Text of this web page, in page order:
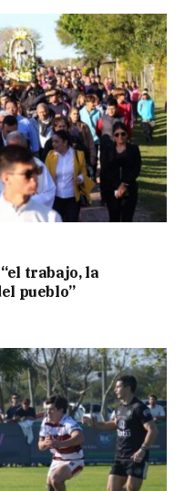
trabajo, la
pueblo”